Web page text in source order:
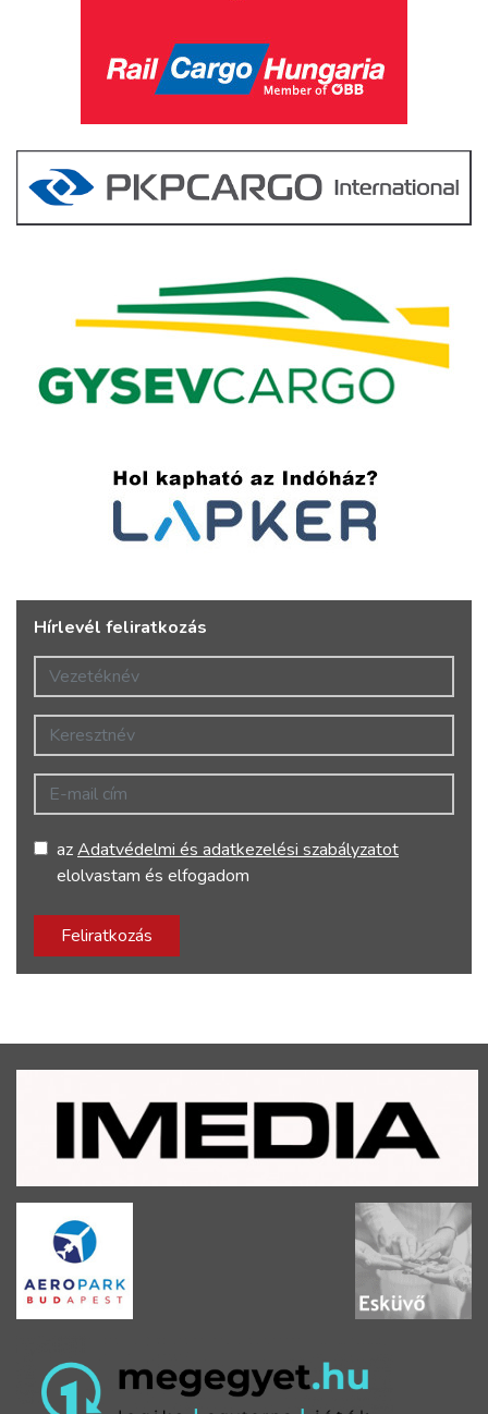
Hírlevél feliratkozás
Vezetéknév
Keresztnév
E-mail cím
azAdatvédelmi és adatkezelési szabályzatot
elolvastam és elfogadom
Feliratkozás